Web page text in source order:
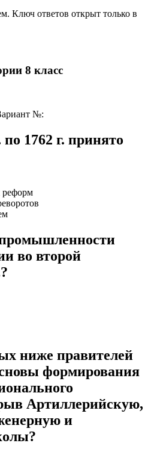
Ключ ответов открыт только в
8 класс
№:
по 1762 г. принято
реформ
во второй
ниже правителей
формирования
Артиллерийскую,
и